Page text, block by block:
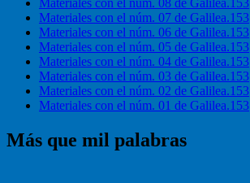
Materiales con el núm. 07 de Galilea.153
Materiales con el núm. 06 de Galilea.153
Materiales con el núm. 05 de Galilea.153
Materiales con el núm. 04 de Galilea.153
Materiales con el núm. 03 de Galilea.153
Materiales con el núm. 02 de Galilea.153
Materiales con el núm. 01 de Galilea.153
Más que mil palabras